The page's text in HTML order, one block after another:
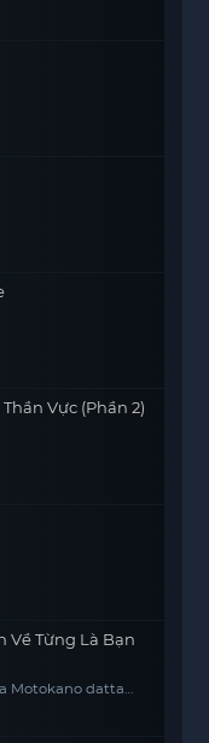
Vực (Phần 2)
Về Từng Là Bạn
Motokano datta